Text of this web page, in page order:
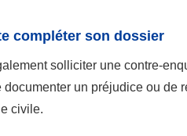
compléter son dossier
solliciter une contre-
documenter un préjudice ou
civile.